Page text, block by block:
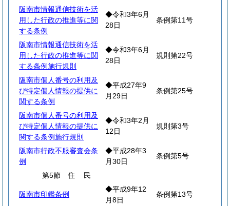
阪南市情報通信技術を活
用した行政の推進等に関
する条例
◆令和3年6月
28日
条例第11号
阪南市情報通信技術を活
用した行政の推進等に関
する条例施行規則
◆令和3年6月
28日
規則第22号
阪南市個人番号の利用及
び特定個人情報の提供に
関する条例
◆平成27年9
月29日
条例第25号
阪南市個人番号の利用及
び特定個人情報の提供に
関する条例施行規則
◆令和3年2月
12日
規則第3号
阪南市行政不服審査会条
例
◆平成28年3
月30日
条例第5号
第5節 住 民
阪南市印鑑条例
◆平成9年12
月8日
条例第13号